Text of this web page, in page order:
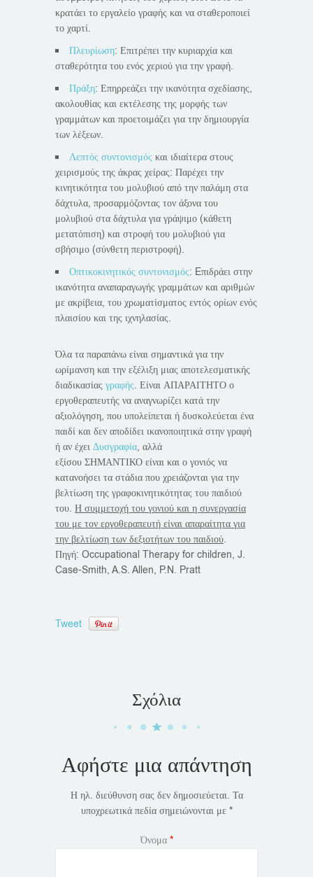
κρατάει το εργαλείο γραφής και να σταθεροποιεί
το χαρτί.
Πλευρίωση: Επιτρέπει την κυριαρχία και
σταθερότητα του ενός χεριού για την γραφή.
Πράξη: Επηρρεάζει την ικανότητα σχεδίασης,
ακολουθίας και εκτέλεσης της μορφής των
γραμμάτων και προετοιμάζει για την δημιουργία
των λέξεων.
Λεπτός συντονισμός και ιδιαίτερα στους
χειρισμούς της άκρας χείρας: Παρέχει την
κινητικότητα του μολυβιού από την παλάμη στα
δάχτυλα, προσαρμόζοντας τον άξονα του
μολυβιού στα δάχτυλα για γράψιμο (κάθετη
μετατόπιση) και στροφή του μολυβιού για
σβήσιμο (σύνθετη περιστροφή).
Οπτικοκινητικός συντονισμός: Eπιδράει στην
ικανότητα αναπαραγωγής γραμμάτων και αριθμών
με ακρίβεια, του χρωματίσματος εντός ορίων ενός
πλαισίου και της ιχνηλασίας.
Όλα τα παραπάνω είναι σημαντικά για την
ωρίμανση και την εξέλιξη μιας αποτελεσματικής
διαδικασίας γραφής. Είναι ΑΠΑΡΑΙΤΗΤΟ ο
εργοθεραπευτής να αναγνωρίζει κατά την
αξιολόγηση, που υπολείπεται ή δυσκολεύεται ένα
παιδί και δεν αποδίδει ικανοποιητικά στην γραφή
ή αν έχει Δυσγραφία, αλλά
εξίσου ΣΗΜΑΝΤΙΚΟ είναι και ο γονιός να
κατανοήσει τα στάδια που χρειάζονται για την
βελτίωση της γραφοκινητικότητας του παιδιού
του. Η συμμετοχή του γονιού και η συνεργασία
του με τον εργοθεραπευτή είναι απαραίτητα για
την βελτίωση των δεξιοτήτων του παιδιού.
Πηγή: Occupational Therapy for children, J.
Case-Smith, A.S. Allen, P.N. Pratt
Tweet
Σχόλια
Αφήστε μια απάντηση
Η ηλ. διεύθυνση σας δεν δημοσιεύεται. Τα
υποχρεωτικά πεδία σημειώνονται με *
Όνομα *